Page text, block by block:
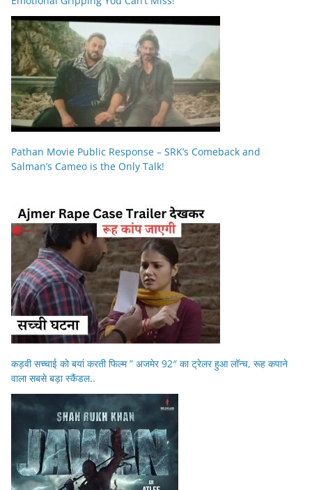
Pathan Movie Public Response – SRK’s Comeback and
Salman’s Cameo is the Only Talk!
कड़वी सच्चाई को बयां करती फिल्म ” अजमेर 92″ का ट्रेलर हुआ लॉन्च, रूह कपाने
वाला सबसे बड़ा स्कैंडल..